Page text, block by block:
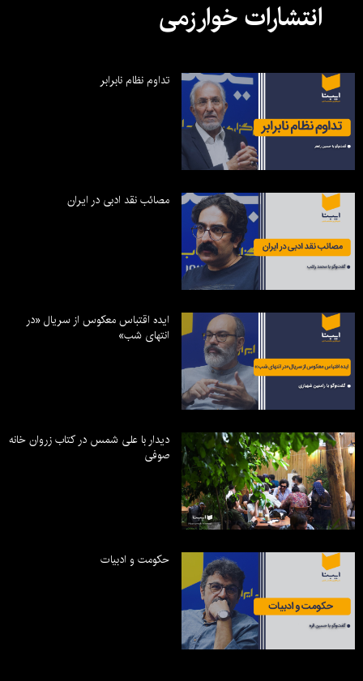
انتشارات خوارزمی
تداوم نظام نابرابر
مصائب نقد ادبی در ایران
ایده اقتباس معکوس از سریال «در
انتهای شب»
دیدار با علی شمس در کتاب زروان خانه
صوفی
حکومت و ادبیات